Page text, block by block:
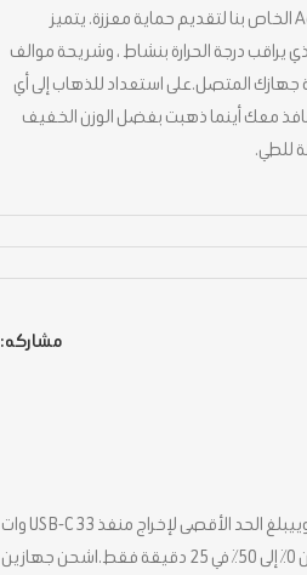
البالمجهزة بنظام الأمان ActiveShield الخاص بنا لتقديم حماية معززة. يتميز
يراقب درجة الحرارة بنشاط ، وشريحة موالف
جهازك المتصل.على استعداد للذهاب إلى أي
معك أينما ذهبت بفضل الوزن الخفيف
للطي.
مشاركه:
فائق الصغر بمنفذينشحن USB-C قوييبلغ الحد الأقصى لإخراج منفذ USB-C 33 وات
– وهو ما يكفي لشحن iPhone 14 من 0٪ إلى 50٪ في 25 دقيقة فقط.اشحن جهازين